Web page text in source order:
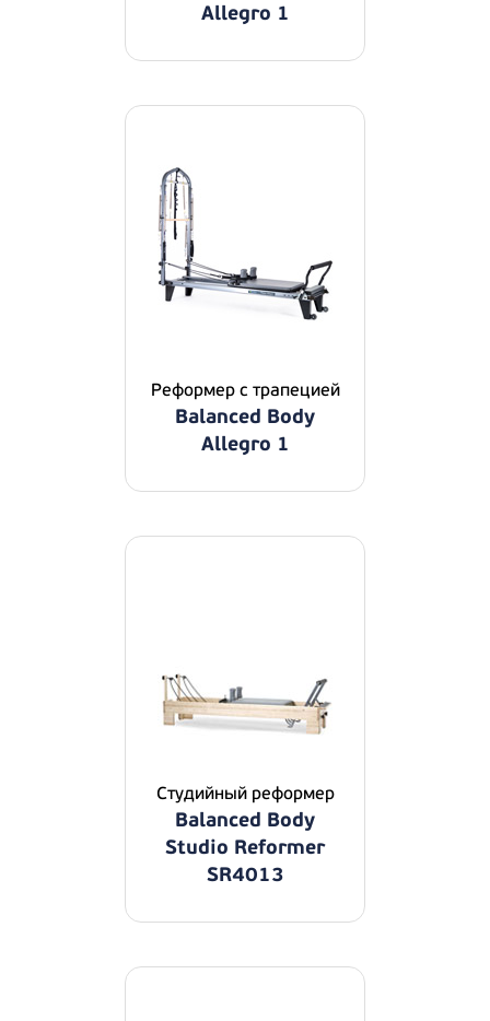
Allegro 1
Реформер с трапецией
Balanced Body
Allegro 1
Студийный реформер
Balanced Body
Studio Reformer
SR4013